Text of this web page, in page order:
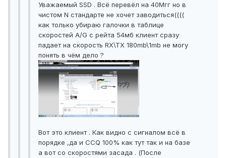
Уважаемый SSD . Всё перевёл на 40Мгг но в
чистом N стандарте не хочет заводиться((((
как только убираю галочки в таблице
скоростей A/G с рейта 54мб клиент сразу
падает на скорость RX\TX 180mb\1mb не могу
понять в чём дело ?
Вот это клиент . Как видно с сигналом всё в
порядке ,да и CCQ 100% как тут так и на базе
а вот со скоростями засада . (После